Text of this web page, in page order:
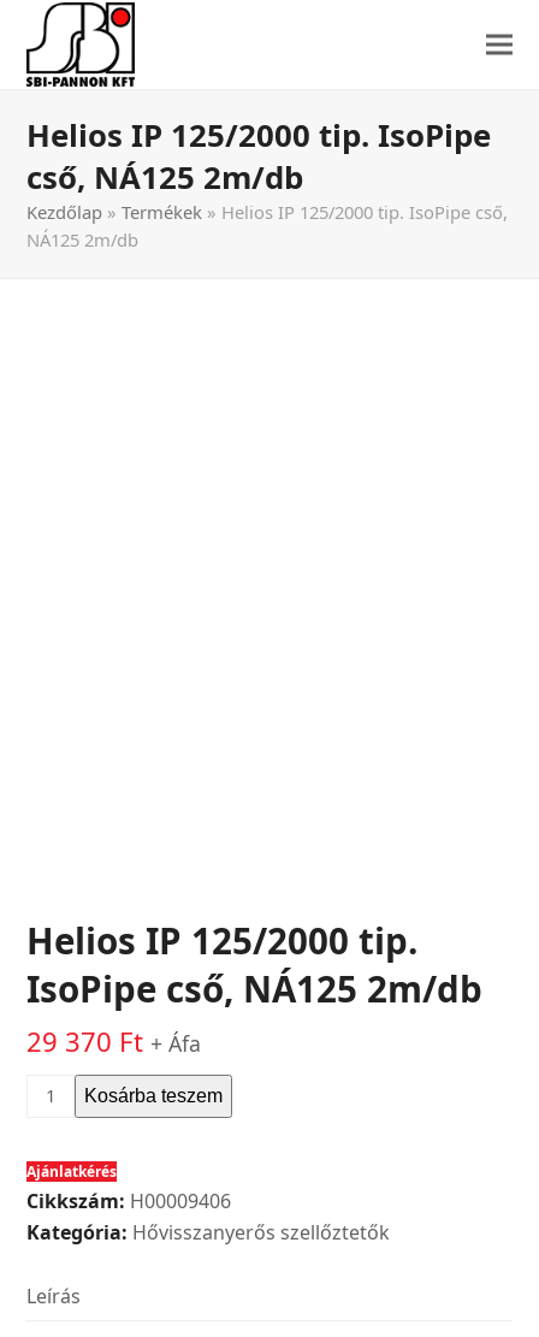
Helios IP 125/2000 tip. IsoPipe
cső, NÁ125 2m/db
Kezdőlap »Termékek » Helios IP 125/2000 tip. IsoPipe cső,
NÁ125 2m/db
Helios IP 125/2000 tip.
IsoPipe cső, NÁ125 2m/db
29 370 Ft + Áfa
Helios
tip.
IsoPipe
cső,
2m/db
Kosárba teszem
Ajánlatkérés
Cikkszám: H00009406
Kategória: Hővisszanyerős szellőztetők
Leírás